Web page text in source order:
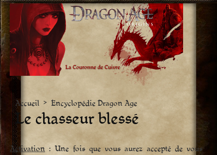
Aller
vers
le
contenu
Accueil > Encyclopédie Dragon Age
Le chasseur blessé
Activation : Une fois que vous aurez accepté de vous